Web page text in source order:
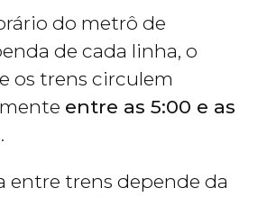
do metrô de
de cada linha, o
os trens circulem
entre as 5:00 e as
.
entre trens depende da